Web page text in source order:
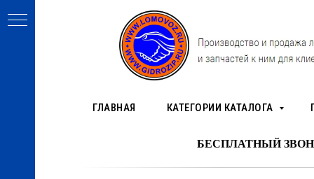
ГЛАВНАЯ КАТЕГОРИИ КАТАЛОГА
БЕСПЛАТНЫЙ ЗВОНОК 8-800-